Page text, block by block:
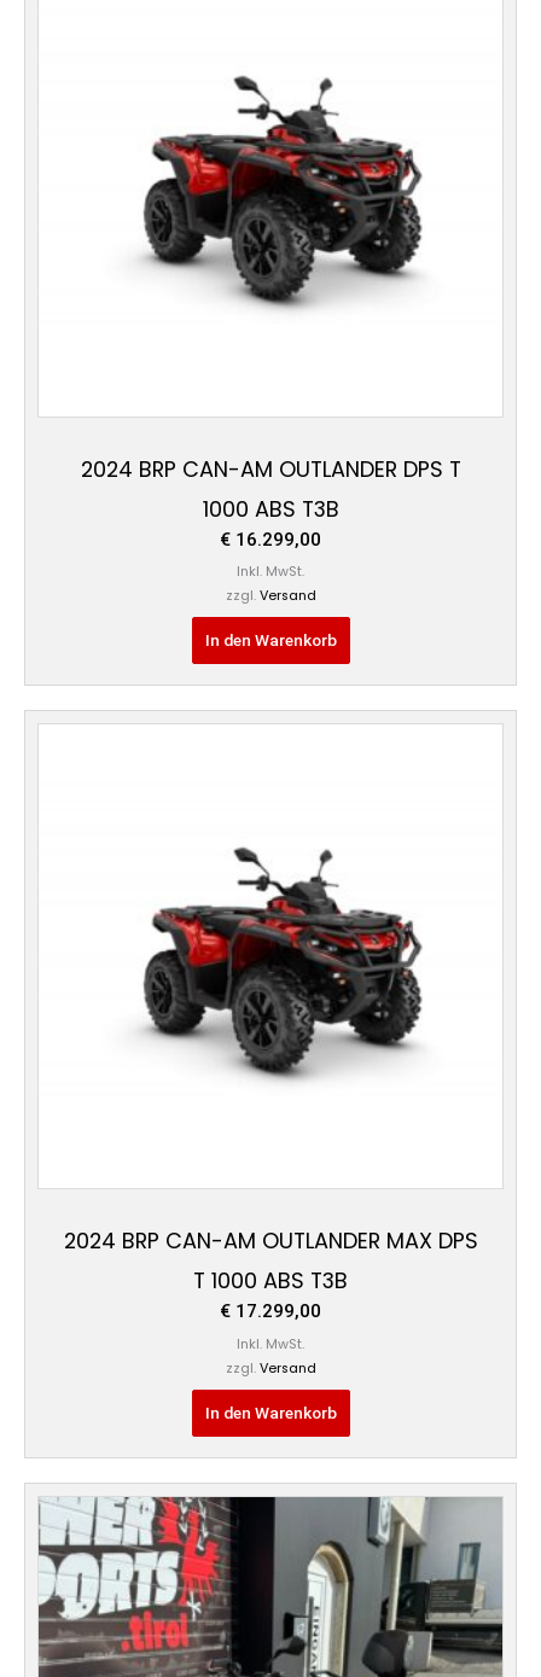
2024 BRP CAN-AM OUTLANDER DPS T
1000 ABS T3B
€ 16.299,00
Inkl. MwSt.
zzgl. Versand
In den Warenkorb
2024 BRP CAN-AM OUTLANDER MAX DPS
T 1000 ABS T3B
€ 17.299,00
Inkl. MwSt.
zzgl. Versand
In den Warenkorb
Ursprünglicher
€ 20.799,00
Aktueller
Preis
ist:
€ 19.890,00.